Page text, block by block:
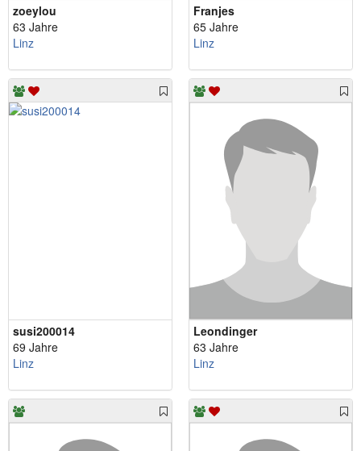
zoeylou
63 Jahre
Linz
Franjes
65 Jahre
Linz
susi200014
69 Jahre
Linz
Leondinger
63 Jahre
Linz